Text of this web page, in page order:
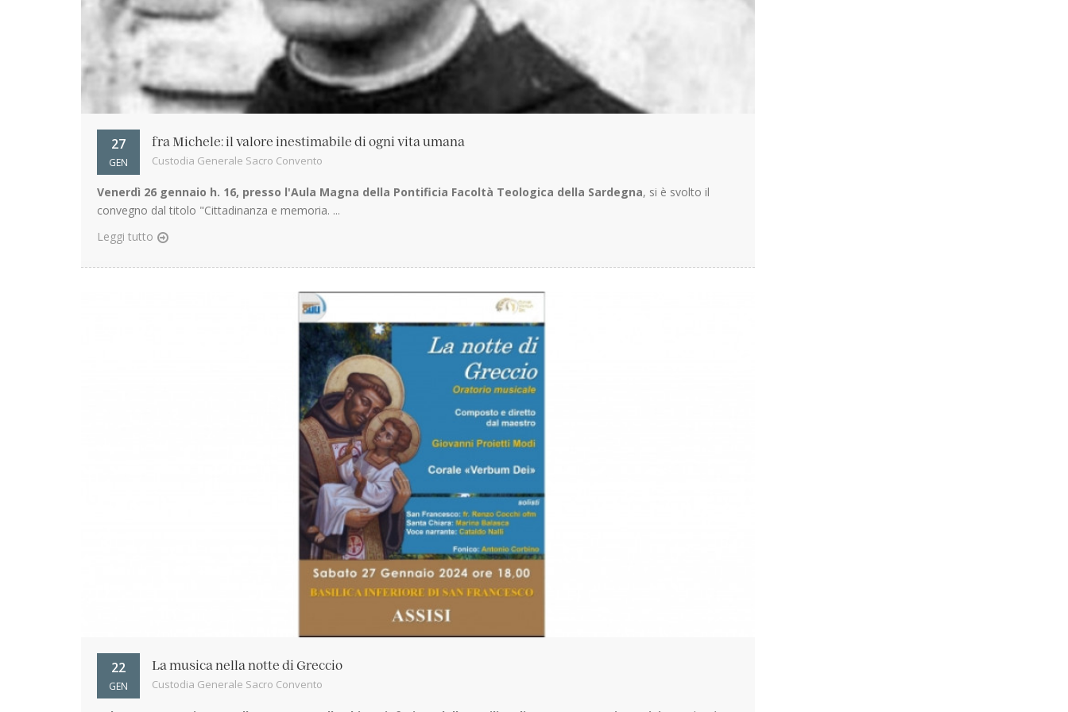
27
GEN
fra Michele: il valore inestimabile di ogni vita umana
Custodia Generale Sacro Convento
Venerdì 26 gennaio h. 16, presso l'Aula Magna della Pontificia Facoltà Teologica della Sardegna, si è svolto il
convegno dal titolo "Cittadinanza e memoria. ...
Leggi tutto
22
GEN
La musica nella notte di Greccio
Custodia Generale Sacro Convento